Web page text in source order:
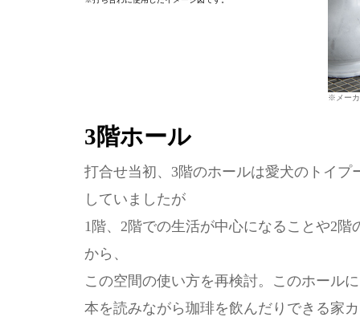
※メーカ
3階ホール
打合せ当初、3階のホールは愛犬のトイ
していましたが
1階、2階での生活が中心になることや2
から、
この空間の使い方を再検討。このホール
本を読みながら珈琲を飲んだりできる家